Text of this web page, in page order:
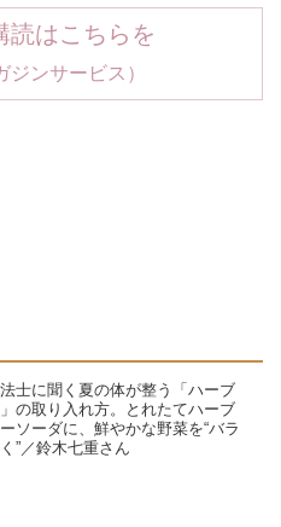
読はこちらを
ンサービス）
士に聞く夏の体が整う「ハーブ
の取り入れ方。とれたてハーブ
ソーダに、鮮やかな野菜を“バラ
”／鈴木七重さん